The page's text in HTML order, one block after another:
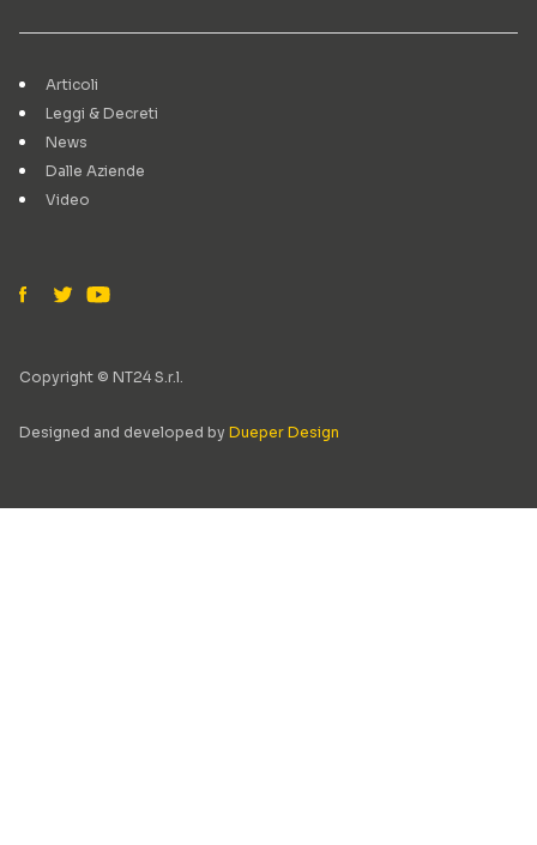
Articoli
Leggi & Decreti
News
Dalle Aziende
Video
Copyright © NT24 S.r.l.
Designed and developed by Dueper Design